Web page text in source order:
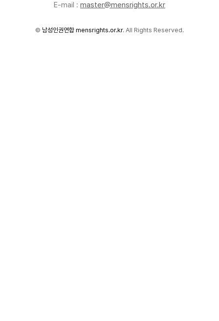
E-mail : master@mensrights.or.kr
© 남성인권연합 mensrights.or.kr. All Rights Reserved.